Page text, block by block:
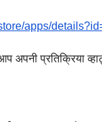
apps/
प्रतिक्रिया